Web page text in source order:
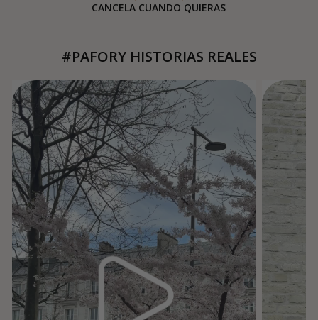
CANCELA CUANDO QUIERAS
#PAFORY HISTORIAS REALES